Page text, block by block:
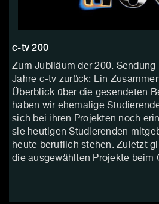
c-tv 200
Zum Jubiläum der 200.
Jahre c-tv zurück: Ein
Überblick über die gesendeten
haben wir ehemalige
sich bei ihren Projekten noch
sie heutigen Studierenden
heute beruflich stehen. Zuletzt
die ausgewählten Projekte beim